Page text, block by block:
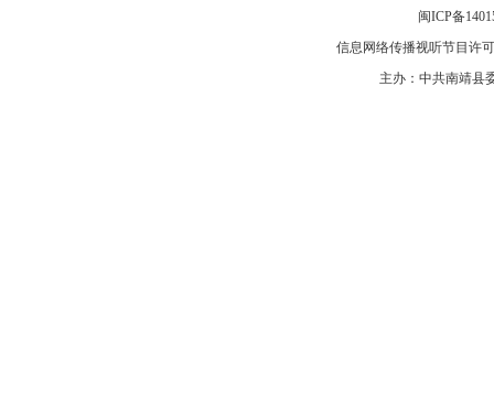
闽ICP备
信息网络传播视听节目许
主办：中共南靖县